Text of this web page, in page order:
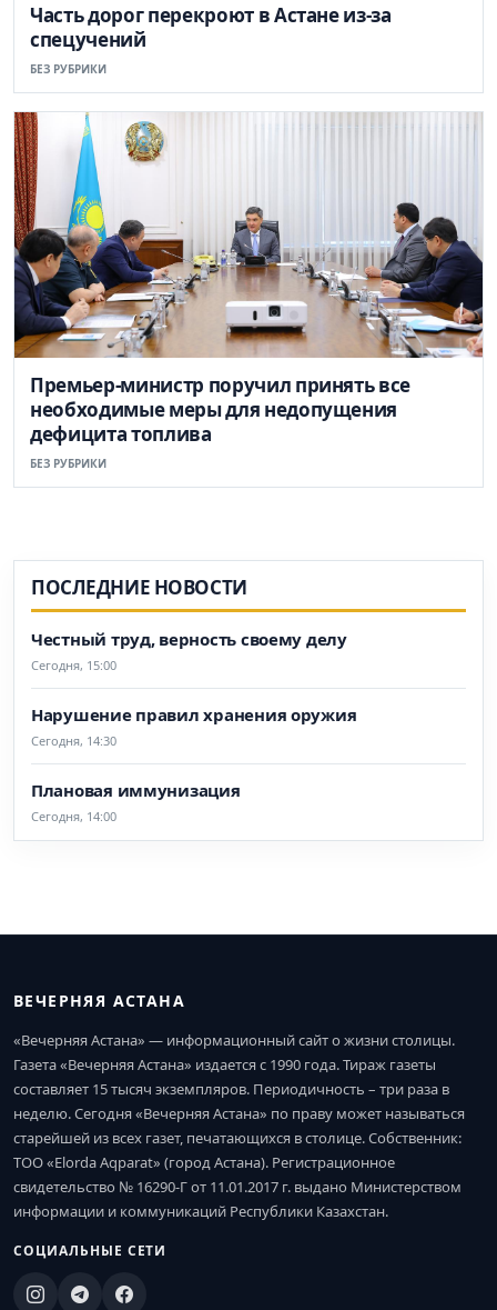
Часть дорог перекроют в Астане из-за
спецучений
БЕЗ РУБРИКИ
Премьер-министр поручил принять все
необходимые меры для недопущения
дефицита топлива
БЕЗ РУБРИКИ
ПОСЛЕДНИЕ НОВОСТИ
Честный труд, верность своему делу
Сегодня, 15:00
Нарушение правил хранения оружия
Сегодня, 14:30
Плановая иммунизация
Сегодня, 14:00
ВЕЧЕРНЯЯ АСТАНА
«Вечерняя Астана» — информационный сайт о жизни столицы.
Газета «Вечерняя Астана» издается с 1990 года. Тираж газеты
составляет 15 тысяч экземпляров. Периодичность – три раза в
неделю. Сегодня «Вечерняя Астана» по праву может называться
старейшей из всех газет, печатающихся в столице. Собственник:
ТОО «Elorda Aqparat» (город Астана). Регистрационное
свидетельство № 16290-Г от 11.01.2017 г. выдано Министерством
информации и коммуникаций Республики Казахстан.
СОЦИАЛЬНЫЕ СЕТИ